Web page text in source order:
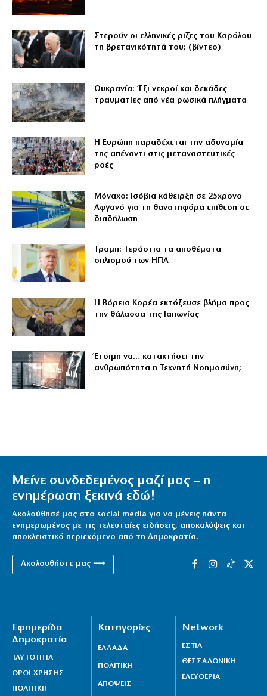
Στερούν οι ελληνικές ρίζες του Καρόλου
τη βρετανικότητά του; (βίντεο)
Ουκρανία: Έξι νεκροί και δεκάδες
τραυματίες από νέα ρωσικά πλήγματα
Η Ευρώπη παραδέχεται την αδυναμία
της απέναντι στις μεταναστευτικές
ροές
Μόναχο: Ισόβια κάθειρξη σε 25χρονο
Αφγανό για τη θανατηφόρα επίθεση σε
διαδήλωση
Τραμπ: Τεράστια τα αποθέματα
οπλισμού των ΗΠΑ
Η Βόρεια Κορέα εκτόξευσε βλήμα προς
την θάλασσα της Ιαπωνίας
Έτοιμη να… κατακτήσει την
ανθρωπότητα η Τεχνητή Νοημοσύνη;
Μείνε συνδεδεμένος μαζί μας – η
ενημέρωση ξεκινά εδώ!
Ακολούθησέ μας στα social media για να μένεις πάντα
ενημερωμένος με τις τελευταίες ειδήσεις, αποκαλύψεις και
αποκλειστικό περιεχόμενο από τη Δημοκρατία.
Ακολουθήστε μας ⟶
Εφημερίδα
Δημοκρατία
ΤΑΥΤΟΤΗΤΑ
ΟΡΟΙ ΧΡΗΣΗΣ
ΠΟΛΙΤΙΚΗ
Κατηγορίες
ΕΛΛΑΔΑ
ΠΟΛΙΤΙΚΗ
ΑΠΟΨΕΙΣ
Network
ΕΣΤΙΑ
ΘΕΣΣΑΛΟΝΙΚΗ
ΕΛΕΥΘΕΡΙΑ